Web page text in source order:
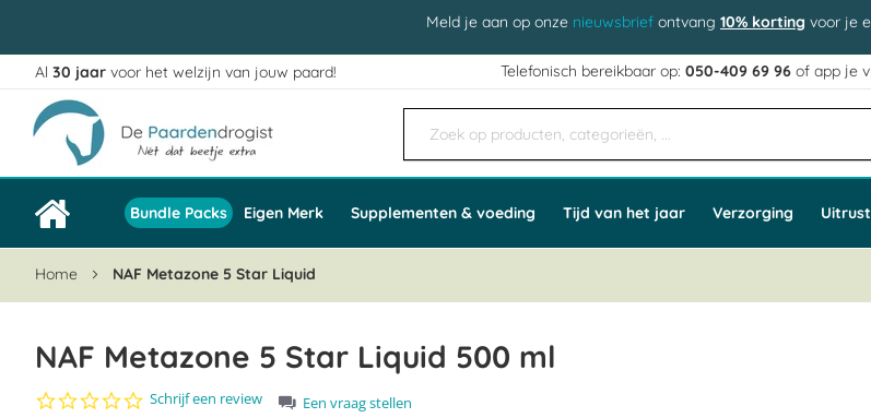
Meld je aan op onze nieuwsbrief ontvang 10% korting voor je
Ga
naar
de
inhoud
Al 30 jaar voor het welzijn van jouw paard! Telefonisch bereikbaar op:050-409 69 96 of app je
Bundle Packs Eigen Merk Supplementen & voeding Tijd van het jaar Verzorging
Home NAF Metazone 5 Star Liquid
NAF Metazone 5 Star Liquid 500 ml
0.0
Schrijf een review
Een vraag stellen